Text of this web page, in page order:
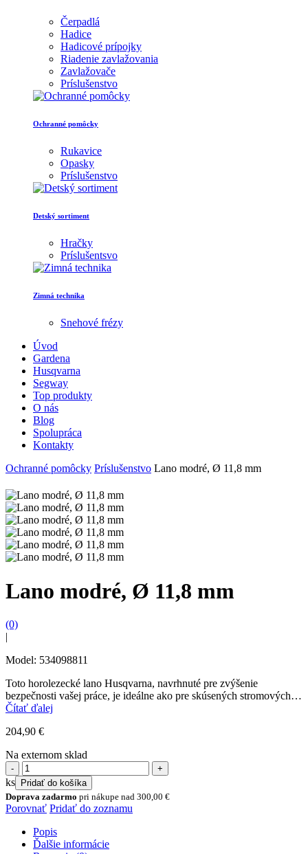
Čerpadlá
Hadice
Hadicové prípojky
Riadenie zavlažovania
Zavlažovače
Príslušenstvo
Ochranné pomôcky
Rukavice
Opasky
Príslušenstvo
Detský sortiment
Hračky
Príslušentsvo
Zimná technika
Snehové frézy
Úvod
Gardena
Husqvarna
Segway
Top produkty
O nás
Blog
Spolupráca
Kontakty
Ochranné pomôcky Príslušenstvo Lano modré, Ø 11,8 mm
Lano modré, Ø 11,8 mm
(0)
|
Model: 534098811
Toto horolezecké lano Husqvarna, navrhnuté pre zvýšenie
bezpečnosti vašej práce, je ideálne ako pre skúsených stromových
profesionálov, tak aj pre začiatočníkov. Lano je plne certifikované,...
Čítať ďalej
204,90 €
Na externom sklad
množstvo
Lano
modré,
Ø
11,8
ks
Pridať do košíka
Doprava zadarmo pri nákupe nad 300,00 €
Porovnať Pridať do zoznamu
Popis
Ďalšie informácie